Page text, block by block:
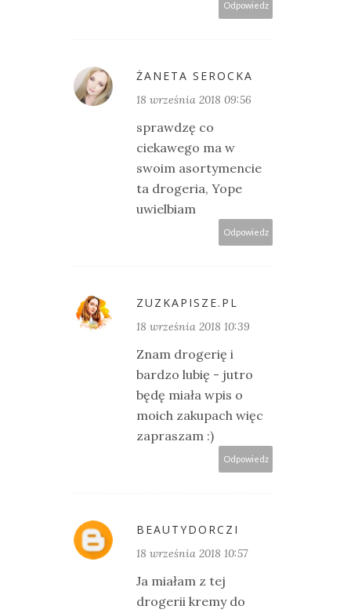
Odpowiedz
ŻANETA SEROCKA
18 września 2018 09:56
sprawdzę co
ciekawego ma w
swoim asortymencie
ta drogeria, Yope
uwielbiam
Odpowiedz
ZUZKAPISZE.PL
18 września 2018 10:39
Znam drogerię i
bardzo lubię - jutro
będę miała wpis o
moich zakupach więc
zapraszam :)
Odpowiedz
BEAUTYDORCZI
18 września 2018 10:57
Ja miałam z tej
drogerii kremy do